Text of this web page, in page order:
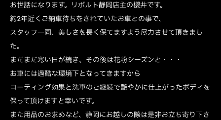
お世話になります。リボルト静岡店主の櫻井です。
約2年近くご納車待ちをされていたお車との事で、
スタッフ一同、美しさを長く保てますよう尽力させて頂きまし
た。
まだまだ寒い日が続き、その後は花粉シーズンと・・・
お車には過酷な環境下となってきますから
コーティング効果と洗車のご継続で艶やかに仕上がったボディを
保って頂けますと幸いです。
また用品のお求めなど、静岡にお越しの際は是非お立ち寄り下さ